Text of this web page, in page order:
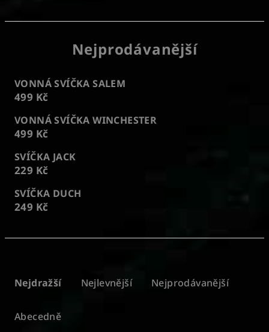
Nejprodávanější
VONNÁ SVÍČKA SALEM
499 Kč
VONNÁ SVÍČKA WINCHESTER
499 Kč
SVÍČKA JACK
229 Kč
SVÍČKA DUCH
249 Kč
Nejdražší Nejlevnější Nejprodávanější
Abecedně